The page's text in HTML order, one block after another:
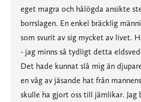
eget magra och hålögda ansikte
borrslagen. En enkel bräcklig
som svurit av sig mycket av livet.
- jag minns så tydligt detta
Det hade kunnat slå mig än
en våg av jäsande hat från
skulle ha gjort oss till jämlikar. Jag